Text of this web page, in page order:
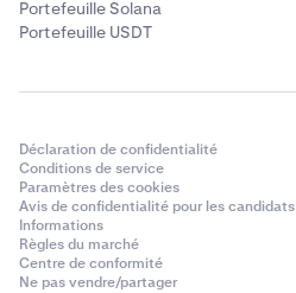
Portefeuille Solana
Portefeuille USDT
Déclaration de confidentialité
Conditions de service
Paramètres des cookies
Avis de confidentialité pour les candidats
Informations
Règles du marché
Centre de conformité
Ne pas vendre/partager